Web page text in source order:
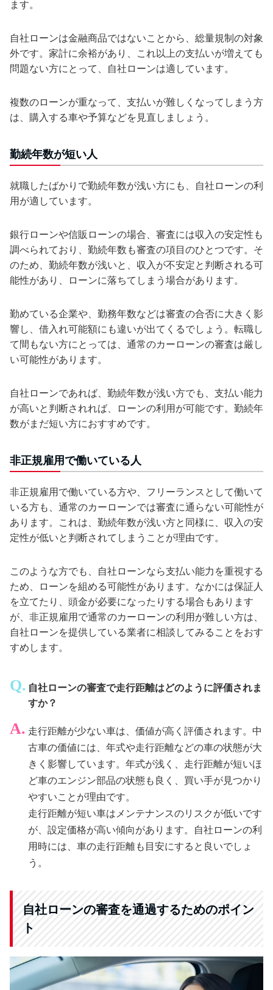
ます。
自社ローンは金融商品ではないことから、総量規制の対象
外です。家計に余裕があり、これ以上の支払いが増えても
問題ない方にとって、自社ローンは適しています。
複数のローンが重なって、支払いが難しくなってしまう方
は、購入する車や予算などを見直しましょう。
勤続年数が短い人
就職したばかりで勤続年数が浅い方にも、自社ローンの利
用が適しています。
銀行ローンや信販ローンの場合、審査には収入の安定性も
調べられており、勤続年数も審査の項目のひとつです。そ
のため、勤続年数が浅いと、収入が不安定と判断される可
能性があり、ローンに落ちてしまう場合があります。
勤めている企業や、勤務年数などは審査の合否に大きく影
響し、借入れ可能額にも違いが出てくるでしょう。転職し
て間もない方にとっては、通常のカーローンの審査は厳し
い可能性があります。
自社ローンであれば、勤続年数が浅い方でも、支払い能力
が高いと判断されれば、ローンの利用が可能です。勤続年
数がまだ短い方におすすめです。
非正規雇用で働いている人
非正規雇用で働いている方や、フリーランスとして働いて
いる方も、通常のカーローンでは審査に通らない可能性が
あります。これは、勤続年数が浅い方と同様に、収入の安
定性が低いと判断されてしまうことが理由です。
このような方でも、自社ローンなら支払い能力を重視する
ため、ローンを組める可能性があります。なかには保証人
を立てたり、頭金が必要になったりする場合もあります
が、非正規雇用で通常のカーローンの利用が難しい方は、
自社ローンを提供している業者に相談してみることをおす
すめします。
自社ローンの審査で走行距離はどのように評価されま
すか？
走行距離が少ない車は、価値が高く評価されます。中
古車の価値には、年式や走行距離などの車の状態が大
きく影響しています。年式が浅く、走行距離が短いほ
ど車のエンジン部品の状態も良く、買い手が見つかり
やすいことが理由です。
走行距離が短い車はメンテナンスのリスクが低いです
が、設定価格が高い傾向があります。自社ローンの利
用時には、車の走行距離も目安にすると良いでしょ
う。
自社ローンの審査を通過するためのポイン
ト